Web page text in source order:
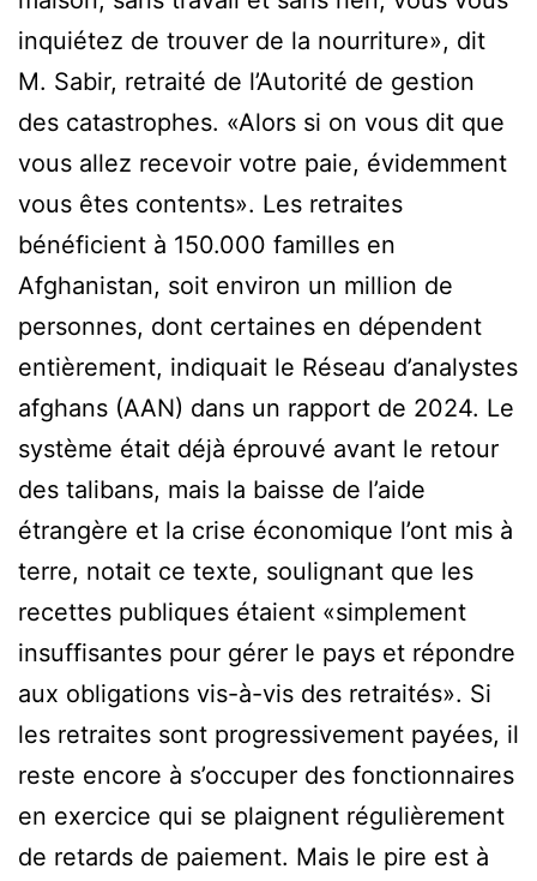
inquiétez de trouver de la nourriture», dit
M. Sabir, retraité de l’Autorité de gestion
des catastrophes. «Alors si on vous dit que
vous allez recevoir votre paie, évidemment
vous êtes contents». Les retraites
bénéficient à 150.000 familles en
Afghanistan, soit environ un million de
personnes, dont certaines en dépendent
entièrement, indiquait le Réseau d’analystes
afghans (AAN) dans un rapport de 2024. Le
système était déjà éprouvé avant le retour
des talibans, mais la baisse de l’aide
étrangère et la crise économique l’ont mis à
terre, notait ce texte, soulignant que les
recettes publiques étaient «simplement
insuffisantes pour gérer le pays et répondre
aux obligations vis-à-vis des retraités». Si
les retraites sont progressivement payées, il
reste encore à s’occuper des fonctionnaires
en exercice qui se plaignent régulièrement
de retards de paiement. Mais le pire est à